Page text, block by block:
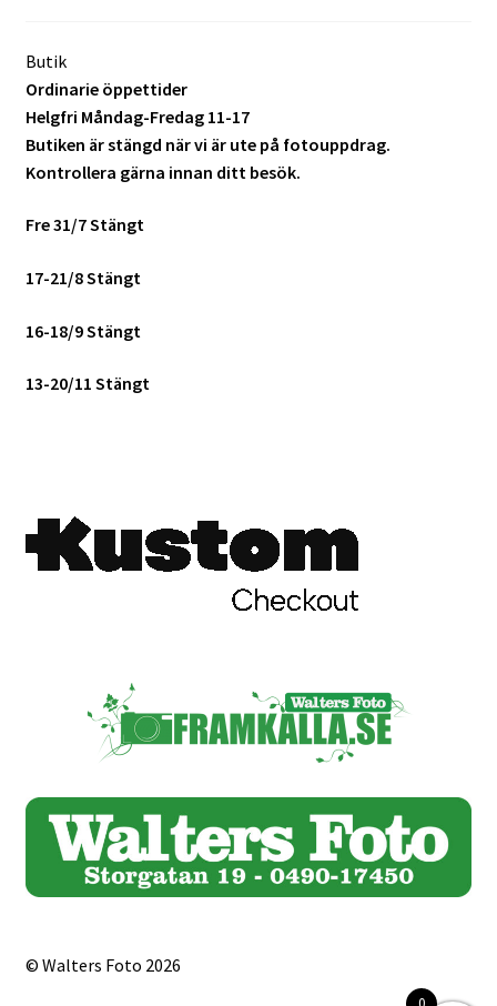
Batterier övriga
Film & Engångskameror
Rengöring & Vård
Fyndhörnan
Luppar & Förstoringsglas
Skrivare & Tillbehör
Bildtjänster
Framkallning – Digitalt
Butik
Ordinarie öppettider
Helgfri Måndag-Fredag 11-17
Butiken är stängd när vi är ute på fotouppdrag.
Kontrollera gärna innan ditt besök.
Fre 31/7 Stängt
17-21/8 Stängt
16-18/9 Stängt
13-20/11 Stängt
© Walters Foto 2026